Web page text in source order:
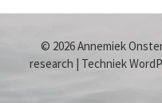
© 2026 Annemiek
research | Techniek